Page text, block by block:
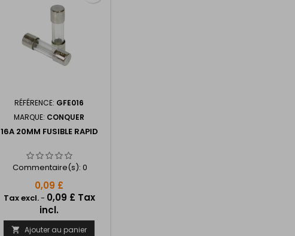
RÉFÉRENCE: GFE016
MARQUE: CONQUER
16A 20MM FUSIBLE RAPID
Commentaire(s): 0
0,09 £
Tax excl.- 0,09 £ Tax
incl.
 Ajouter au panier